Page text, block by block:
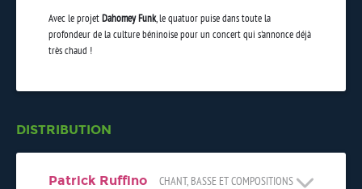
Avec le projetDahomey Funk, le quatuor puise dans toute la
profondeur de la culture béninoise pour un concert qui s'annonce déjà
très chaud !
DISTRIBUTION
Patrick Ruffino CHANT, BASSE ET COMPOSITIONS